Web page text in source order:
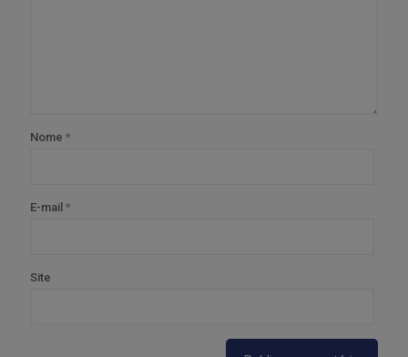
Nome *
E-mail *
Site